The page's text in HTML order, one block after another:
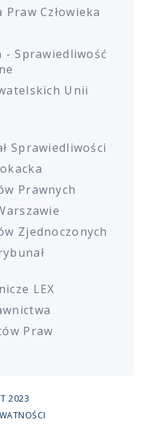
Człowieka
- Sprawiedliwość
Unii
Sprawiedliwości
Prawnych
Zjednoczonych
LEX
Praw
2023